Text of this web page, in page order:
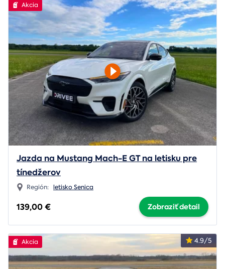
Akcia
Jazda na Mustang Mach-E GT na letisku pre
tínedžerov
Región: letisko Senica
139,00 € Zobraziť detail
4.9/5
Akcia